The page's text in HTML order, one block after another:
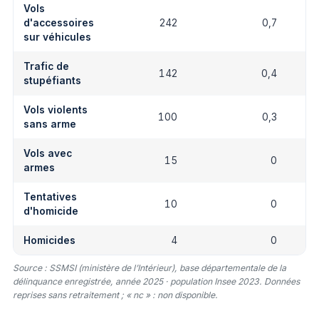
Vols
d'accessoires
sur véhicules
242 0,7
Trafic de
stupéfiants
142 0,4
Vols violents
sans arme
100 0,3
Vols avec
armes
15 0
Tentatives
d'homicide
10 0
Homicides 4 0
Source : SSMSI (ministère de l’Intérieur), base départementale de la
délinquance enregistrée, année 2025 · population Insee 2023. Données
reprises sans retraitement ; « nc » : non disponible.